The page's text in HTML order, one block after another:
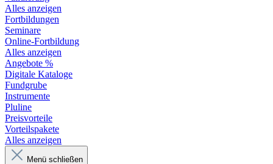
Alles anzeigen
Fortbildungen
Seminare
Online-Fortbildung
Alles anzeigen
Angebote %
Digitale Kataloge
Fundgrube
Instrumente
Pluline
Preisvorteile
Vorteilspakete
Alles anzeigen
Menü schließen